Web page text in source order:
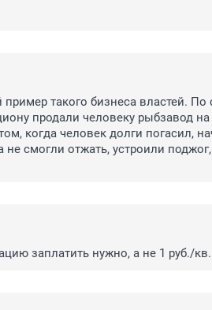
такого бизнеса властей.
продали человеку рыбзавод на
когда человек долги погасил,
не смогли отжать, устроили
заплатить нужно, а не 1 руб./